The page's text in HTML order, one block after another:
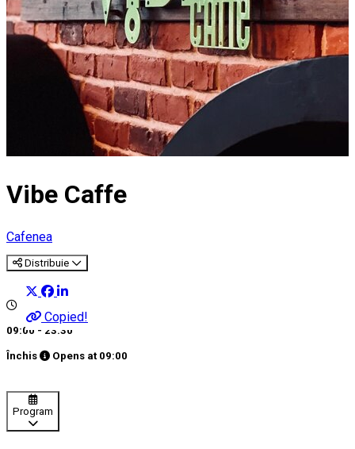
Vibe Caffe
Cafenea
Distribuie
Copied!
09:00 - 23:30
Închis Opens at 09:00
Program